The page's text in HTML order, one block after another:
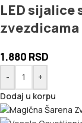
LED sijalice
zvezdicama
1.880 RSD
-
+
Dodaj u korpu